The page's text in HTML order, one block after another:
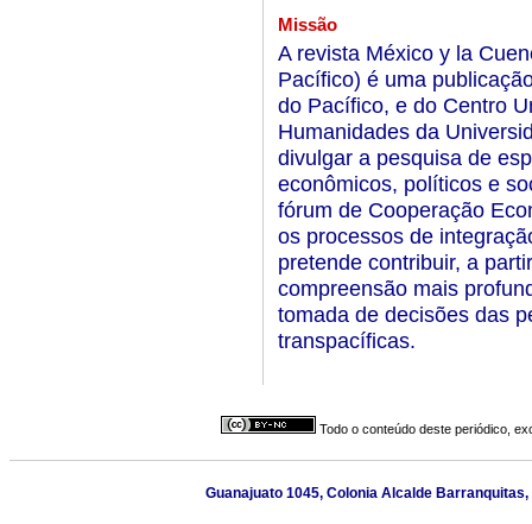
Missão
A revista México y la
Pacífico) é uma
do Pacífico, e do Centro
Humanidades da
divulgar a pesquisa de
econômicos, políticos e
fórum de Cooperação
os processos de
pretende contribuir, a
compreensão mais
tomada de decisões das
transpacíficas.
Todo o conteúdo deste periódico,
Guanajuato 1045, Colonia Alcalde